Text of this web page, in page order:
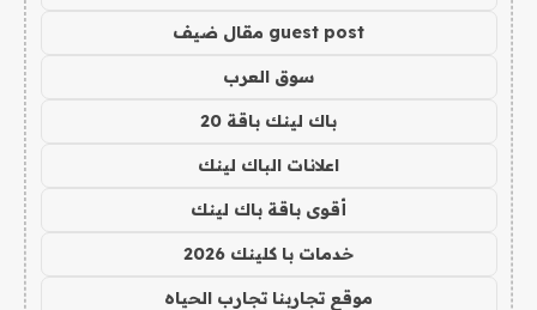
guest post مقال ضيف
سوق العرب
باك لينك باقة 20
اعلانات الباك لينك
أقوى باقة باك لينك
خدمات با كلينك 2026
موقع تجاربنا تجارب الحياه